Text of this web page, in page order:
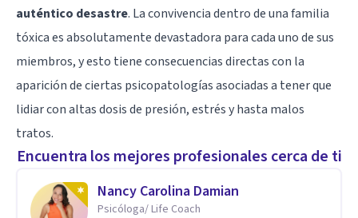
auténtico desastre. La convivencia dentro de una familia
tóxica es absolutamente devastadora para cada uno de sus
miembros, y esto tiene consecuencias directas con la
aparición de ciertas psicopatologías asociadas a tener que
lidiar con altas dosis de presión, estrés y hasta malos
tratos.
Encuentra los mejores profesionales cerca de ti
Nancy Carolina Damian
Psicóloga/ Life Coach